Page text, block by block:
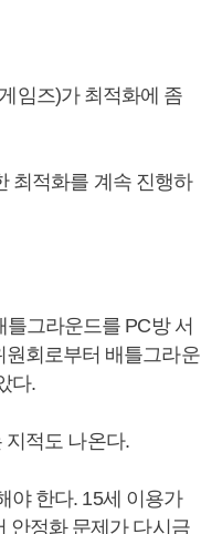
임즈)가 최적화에 좀
최적화를 계속 진행하
그라운드를 PC방 서
회로부터 배틀그라운
다.
지적도 나온다.
야 한다. 15세 이용가
안정화 문제가 다시금